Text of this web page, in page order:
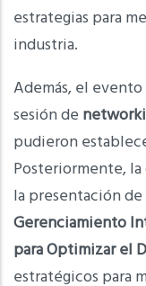
estrategias para
industria.
Además, el
sesión de
pudieron
Posteriormente,
la presentación de
Gerenciamiento
para Optimizar el
estratégicos para